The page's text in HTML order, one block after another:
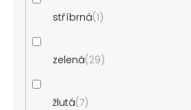
stříbrná 1
zelená 29
žlutá 7